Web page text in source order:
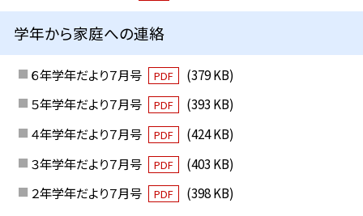
学年から家庭への連絡
６年学年だより７月号 PDF
(379 KB)
５年学年だより７月号
PDF
(393 KB)
４年学年だより７月号
PDF
(424 KB)
３年学年だより７月号
PDF
(403 KB)
２年学年だより７月号
PDF (398 KB)